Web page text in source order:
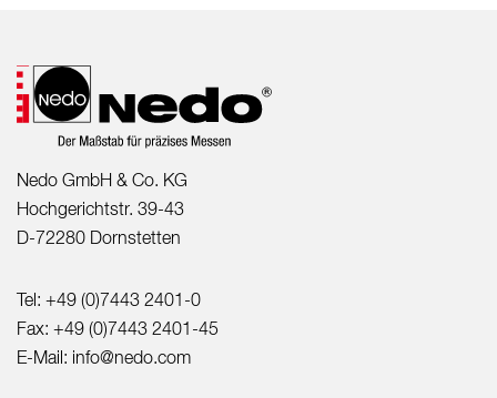
Nedo GmbH & Co. KG
Hochgerichtstr. 39-43
D-72280 Dornstetten
Tel: +49 (0)7443 2401-0
Fax: +49 (0)7443 2401-45
E-Mail: info@nedo.com